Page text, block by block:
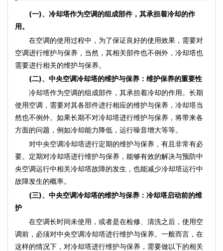
(一)、冷却塔作为空调的组成部件，其承担着冷却的作
用。
在空调的使用过程中，为了保证良好的使用效果，需要对
空调进行维护与保养，当然，其相关部件也不例外，冷却塔也
需要进行相关的维护与保养。
(二)、中央空调冷却塔的维护与保养：维护保养的重要性
冷却塔作为空调的组成部件，其承担着冷却的作用。长期
使用空调，需要对其各部件进行相应的维护与保养，冷却塔当
然也不例外。如果长期不对冷却塔进行维护与保养，将带来各
方面的问题，例如冷却能力降低，运行噪音增大等等。
对中央空调冷却塔进行定期的维护与保养，有且非常有必
要。定期对冷却塔进行维护与保养，能够有效的解决与预防中
央空调运行中相关冷却塔故障的发生，也能减少冷却塔运行中
故障发生的概率。
(三)、中央空调冷却塔的维护与保养：冷却塔启动前的维
护
在空调长时间未使用，或者是在检修、清洗之后，使用空
调前，必须对中央空调冷却塔进行维护与保养。一般而言，在
这样的情况下，对冷却塔进行维护与保养，需要做以下的相关